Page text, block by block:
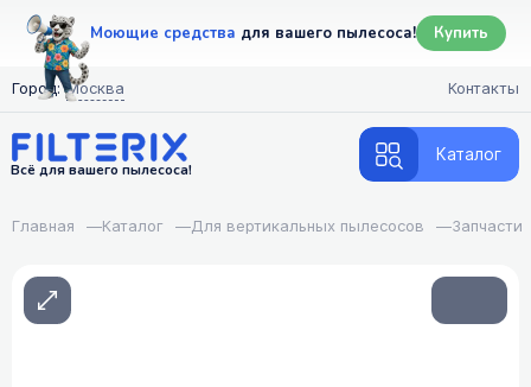
Моющие средства для вашего пылесоса! Купить
Город: Москва Контакты
Всё для вашего пылесоса!
Каталог
Главная —Каталог —Для вертикальных пылесосов —Запчасти